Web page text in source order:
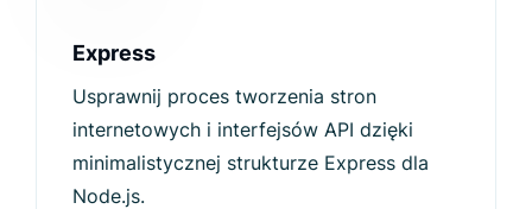
Express
Usprawnij proces tworzenia stron
internetowych i interfejsów API dzięki
minimalistycznej strukturze Express dla
Node.js.